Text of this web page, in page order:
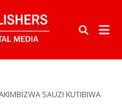
SAUZI KUTIBIWA